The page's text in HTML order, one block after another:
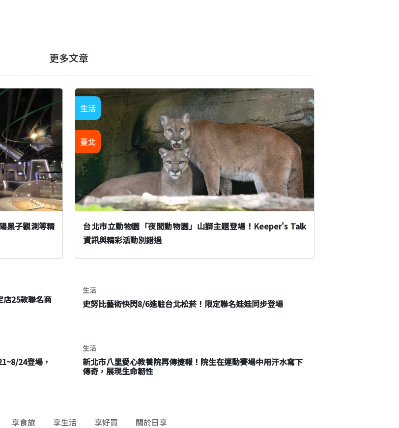
更多文章
黑子觀測等精
台北市立動物園「夜間動物園」山獅主題登場！Keeper's Talk
資訊與精彩活動別錯過
生活
臺北
店25款聯名商
生活
史努比藝術快閃8/6進駐台北松菸！限定聯名娃娃同步登場
24登場，
生活
新北市八里愛心教養院再傳捷報！院生在運動賽場中用汗水寫下
傳奇，展現生命韌性
享食旅 享生活 享好買 關於日享